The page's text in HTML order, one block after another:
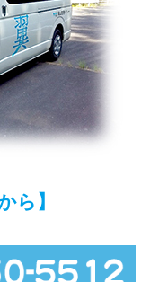
ら】